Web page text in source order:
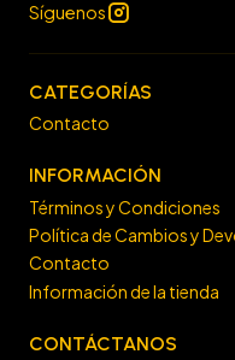
Síguenos
CATEGORÍAS
Contacto
INFORMACIÓN
Términos y Condiciones
Política de Cambios y
Contacto
Información de la tienda
CONTÁCTANOS